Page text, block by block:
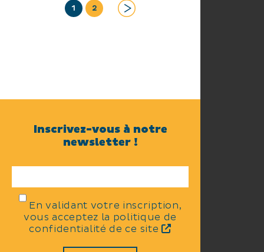
1 2
Inscrivez-vous à notre
newsletter !
En validant votre inscription,
vous acceptez la politique de
confidentialité de ce site